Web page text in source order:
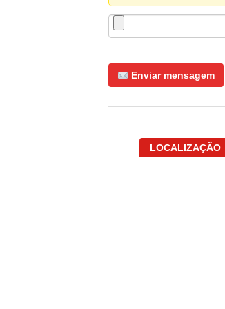
Enviar mensagem
LOCALIZAÇÃO